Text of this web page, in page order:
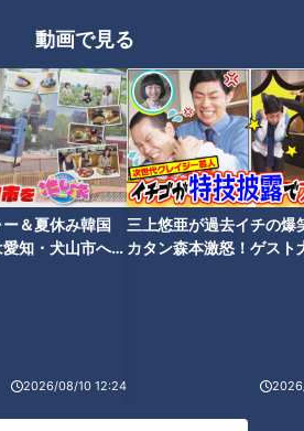
動画で見る
＆夏休み韓国
知・犬山市へ
2026/08/10 12:24
三上悠亜が過去イチの爆
カタン森本激怒！ゲスト
ね！」…世界一楽なスクワッ
ト！？ダイエットのスペシャリ
ストに学ぶ「無理なくやせる方
法」
「すすぎ」は最低2回！？“洗濯
王子”直伝！梅雨の部屋干しの嫌